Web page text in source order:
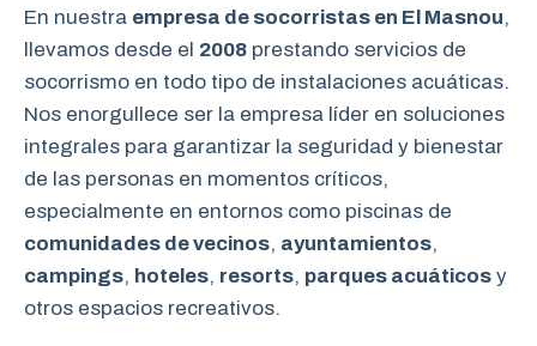
En nuestra empresa de socorristas en El Masnou,
llevamos desde el 2008 prestando servicios de
socorrismo en todo tipo de instalaciones acuáticas.
Nos enorgullece ser la empresa líder en soluciones
integrales para garantizar la seguridad y bienestar
de las personas en momentos críticos,
especialmente en entornos como piscinas de
comunidades de vecinos, ayuntamientos,
campings, hoteles, resorts, parques acuáticos y
otros espacios recreativos.